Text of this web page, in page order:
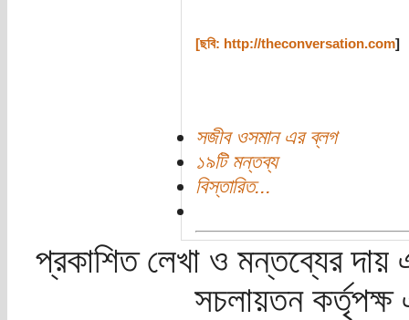
[ছবি: http://theconversation.com]
সজীব ওসমান এর ব্লগ
১৯টি মন্তব্য
বিস্তারিত...
প্রকাশিত লেখা ও মন্তব্যের দায়
সচলায়তন